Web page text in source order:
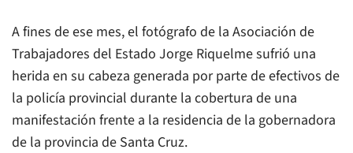
A fines de ese mes, el fotógrafo de la Asociación de
Trabajadores del Estado Jorge Riquelme sufrió una
herida en su cabeza generada por parte de efectivos de
la policía provincial durante la cobertura de una
manifestación frente a la residencia de la gobernadora
de la provincia de Santa Cruz.